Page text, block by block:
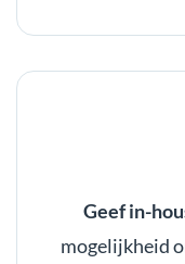
Geef in-
mogelijkheid